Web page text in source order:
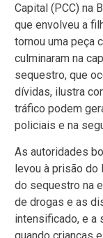
Capital (PCC) na
que envolveu a
tornou uma peça
culminaram na
sequestro, que
dívidas, ilustra
tráfico podem
policiais e na
As autoridades
levou à prisão
do sequestro na
de drogas e as
intensificado, e a